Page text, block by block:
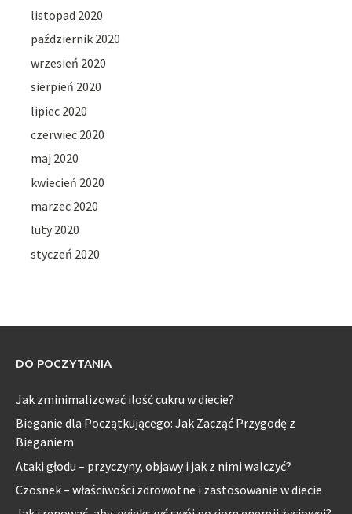
listopad 2020
październik 2020
wrzesień 2020
sierpień 2020
lipiec 2020
czerwiec 2020
maj 2020
kwiecień 2020
marzec 2020
luty 2020
styczeń 2020
DO POCZYTANIA
Jak zminimalizować ilość cukru w diecie?
Bieganie dla Początkującego: Jak Zacząć Przygodę z
Bieganiem
Ataki głodu – przyczyny, objawy i jak z nimi walczyć?
Czosnek – właściwości zdrowotne i zastosowanie w diecie